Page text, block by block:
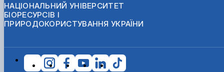
НАЦІОНАЛЬНИЙ УНІВЕРСИТЕТ
БІОРЕСУРСІВ І
ПРИРОДОКОРИСТУВАННЯ УКРАЇНИ